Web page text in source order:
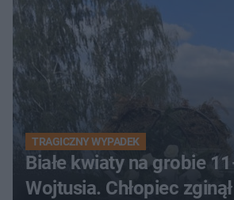
TRAGICZNY WYPADEK
Białe kwiaty na grobie
Wojtusia. Chłopiec